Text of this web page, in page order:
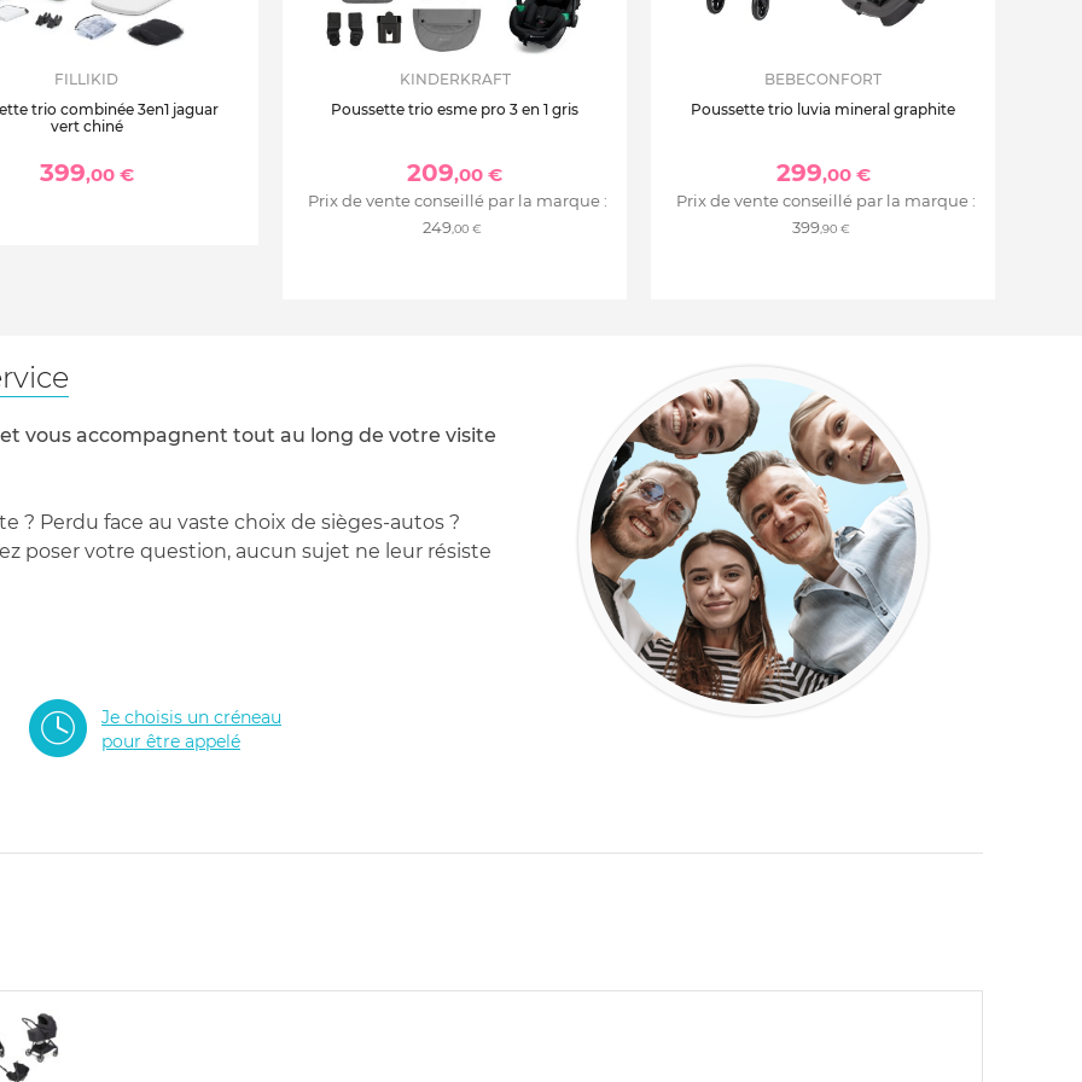
seule main
FILLIKID
trio combinée 3en1 jaguar
vert chiné
399,00 €
KINDERKRAFT
Poussette trio esme pro 3 en 1 gris
209,00 €
Prix de vente conseillé par la marque :
249,00 €
BEBECONFORT
Poussette trio luvia mineral graphite
299,00 €
Prix de vente conseillé par la marque :
399,90 €
vous accompagnent tout au long de votre visite
Perdu face au vaste choix de sièges-autos ?
poser votre question, aucun sujet ne leur résiste
Je choisis un créneau
pour être appelé